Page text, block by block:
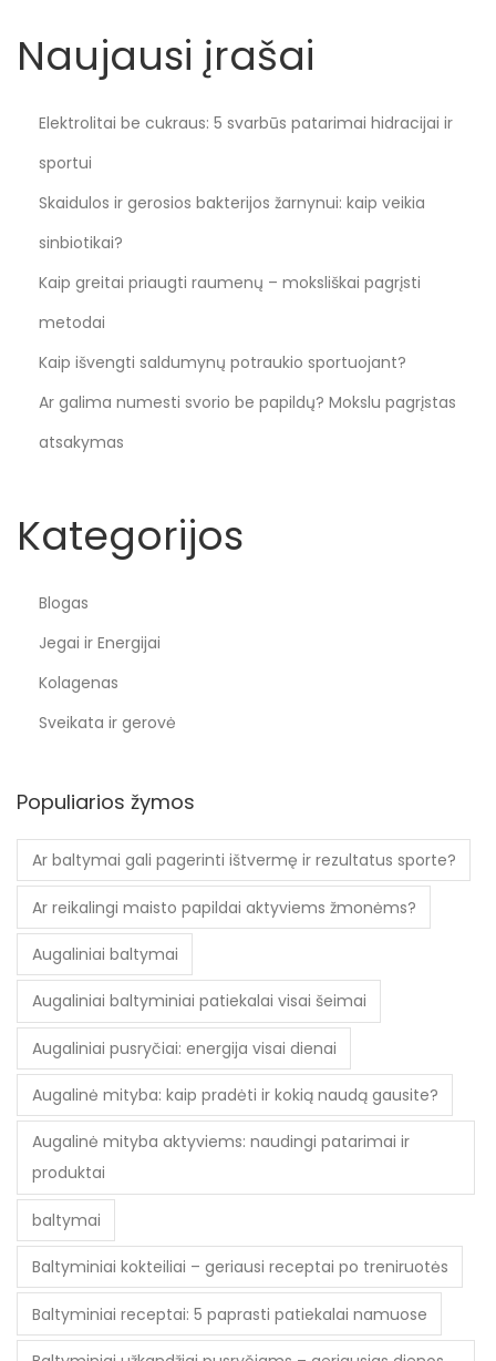
Naujausi įrašai
Elektrolitai be cukraus: 5 svarbūs patarimai hidracijai ir
sportui
Skaidulos ir gerosios bakterijos žarnynui: kaip veikia
sinbiotikai?
Kaip greitai priaugti raumenų – moksliškai pagrįsti
metodai
Kaip išvengti saldumynų potraukio sportuojant?
Ar galima numesti svorio be papildų? Mokslu pagrįstas
atsakymas
Kategorijos
Blogas
Jegai ir Energijai
Kolagenas
Sveikata ir gerovė
Populiarios žymos
Ar baltymai gali pagerinti ištvermę ir rezultatus sporte?
Ar reikalingi maisto papildai aktyviems žmonėms?
Augaliniai baltymai
Augaliniai baltyminiai patiekalai visai šeimai
Augaliniai pusryčiai: energija visai dienai
Augalinė mityba: kaip pradėti ir kokią naudą gausite?
Augalinė mityba aktyviems: naudingi patarimai ir
produktai
baltymai
Baltyminiai kokteiliai – geriausi receptai po treniruotės
Baltyminiai receptai: 5 paprasti patiekalai namuose